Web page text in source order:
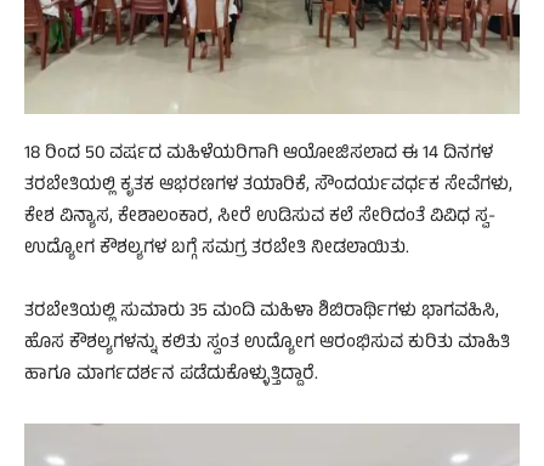
18 ರಿಂದ 50 ವರ್ಷದ ಮಹಿಳೆಯರಿಗಾಗಿ ಆಯೋಜಿಸಲಾದ ಈ 14 ದಿನಗಳ
ತರಬೇತಿಯಲ್ಲಿ ಕೃತಕ ಆಭರಣಗಳ ತಯಾರಿಕೆ, ಸೌಂದರ್ಯವರ್ಧಕ ಸೇವೆಗಳು,
ಕೇಶ ವಿನ್ಯಾಸ, ಕೇಶಾಲಂಕಾರ, ಸೀರೆ ಉಡಿಸುವ ಕಲೆ ಸೇರಿದಂತೆ ವಿವಿಧ ಸ್ವ-
ಉದ್ಯೋಗ ಕೌಶಲ್ಯಗಳ ಬಗ್ಗೆ ಸಮಗ್ರ ತರಬೇತಿ ನೀಡಲಾಯಿತು.
ತರಬೇತಿಯಲ್ಲಿ ಸುಮಾರು 35 ಮಂದಿ ಮಹಿಳಾ ಶಿಬಿರಾರ್ಥಿಗಳು ಭಾಗವಹಿಸಿ,
ಹೊಸ ಕೌಶಲ್ಯಗಳನ್ನು ಕಲಿತು ಸ್ವಂತ ಉದ್ಯೋಗ ಆರಂಭಿಸುವ ಕುರಿತು ಮಾಹಿತಿ
ಹಾಗೂ ಮಾರ್ಗದರ್ಶನ ಪಡೆದುಕೊಳ್ಳುತ್ತಿದ್ದಾರೆ.